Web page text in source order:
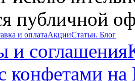
публичной
и оплатаАкцииСтатьи. Блог
и соглашения
конфетами